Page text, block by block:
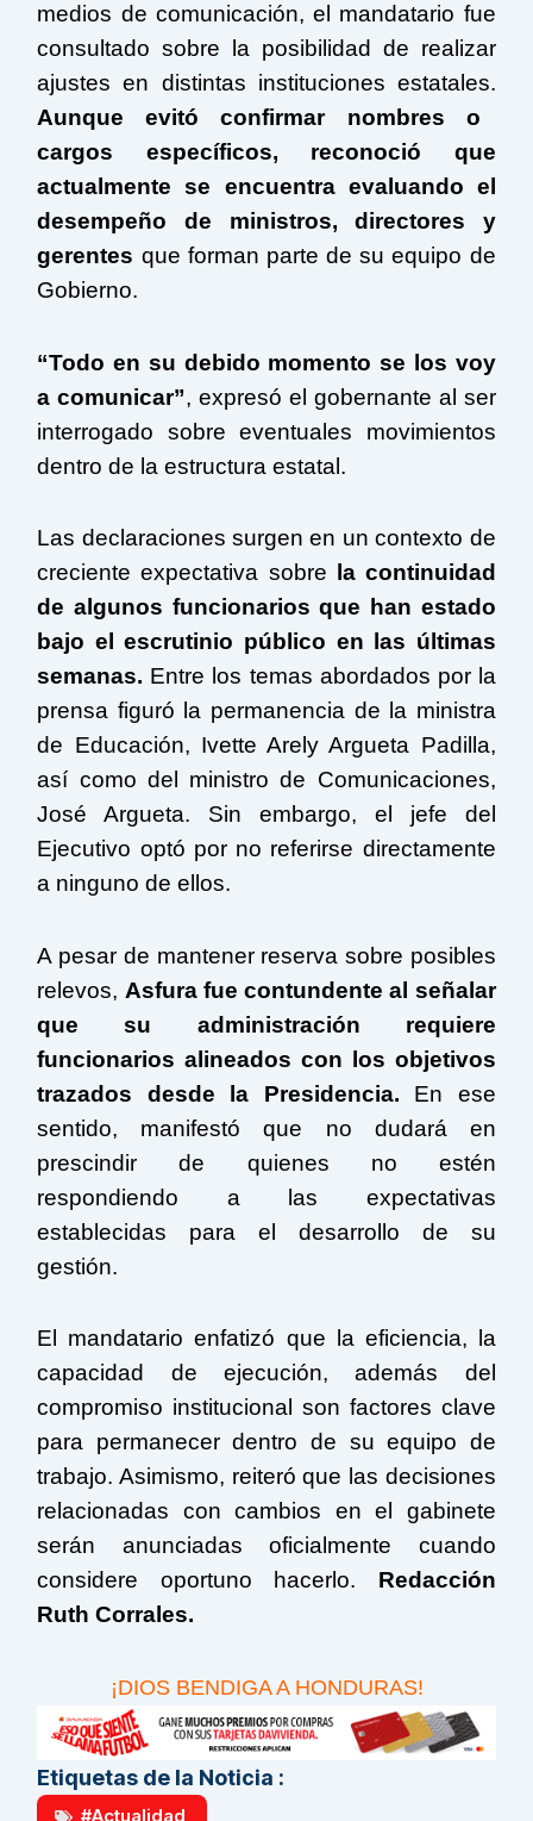
medios de comunicación, el mandatario fue
consultado sobre la posibilidad de realizar
ajustes en distintas instituciones estatales.
Aunque evitó confirmar nombres o
cargos específicos, reconoció que
actualmente se encuentra evaluando el
desempeño de ministros, directores y
gerentes que forman parte de su equipo de
Gobierno.
“Todo en su debido momento se los voy
a comunicar”, expresó el gobernante al ser
interrogado sobre eventuales movimientos
dentro de la estructura estatal.
Las declaraciones surgen en un contexto de
creciente expectativa sobre
la continuidad
de algunos funcionarios que han estado
bajo el escrutinio público en las últimas
semanas. Entre los temas abordados por la
prensa figuró la permanencia de la ministra
de Educación, Ivette Arely Argueta Padilla,
así como del ministro de Comunicaciones,
José Argueta. Sin embargo, el jefe del
Ejecutivo optó por no referirse directamente
a ninguno de ellos.
A pesar de mantener reserva sobre posibles
relevos, Asfura fue contundente al señalar
que su administración requiere
funcionarios alineados con los objetivos
trazados desde la Presidencia. En ese
sentido, manifestó que no dudará en
prescindir de quienes no estén
respondiendo a las expectativas
establecidas para el desarrollo de su
gestión.
El mandatario enfatizó que la eficiencia, la
capacidad de ejecución, además del
compromiso institucional son factores clave
para permanecer dentro de su equipo de
trabajo. Asimismo, reiteró que las decisiones
relacionadas con cambios en el gabinete
serán anunciadas oficialmente cuando
considere oportuno hacerlo. Redacción
Ruth Corrales.
¡DIOS BENDIGA A HONDURAS!
Etiquetas de la Noticia :
#Actualidad